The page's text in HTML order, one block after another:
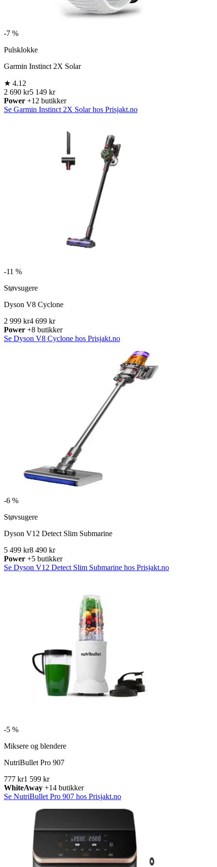
-7 %
Pulsklokke
Garmin Instinct 2X Solar
★ 4.12
2 690 kr5 149 kr
Power +12 butikker
Se Garmin Instinct 2X Solar hos Prisjakt.no
-11 %
Støvsugere
Dyson V8 Cyclone
2 999 kr4 699 kr
Power +8 butikker
Se Dyson V8 Cyclone hos Prisjakt.no
-6 %
Støvsugere
Dyson V12 Detect Slim Submarine
5 499 kr8 490 kr
Power +5 butikker
Se Dyson V12 Detect Slim Submarine hos Prisjakt.no
-5 %
Miksere og blendere
NutriBullet Pro 907
777 kr1 599 kr
WhiteAway +14 butikker
Se NutriBullet Pro 907 hos Prisjakt.no